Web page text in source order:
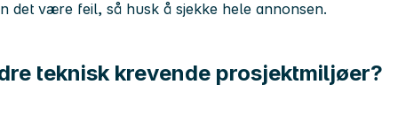
teknisk krevende prosjektmiljøer?
det være feil, så husk å sjekke hele annonsen.